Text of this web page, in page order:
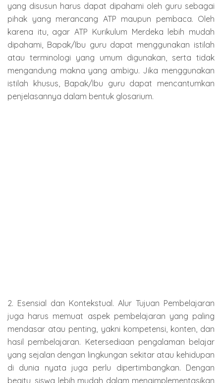
yang disusun harus dapat dipahami oleh guru sebagai
pihak yang merancang ATP maupun pembaca. Oleh
karena itu, agar ATP Kurikulum Merdeka lebih mudah
dipahami, Bapak/Ibu guru dapat menggunakan istilah
atau terminologi yang umum digunakan, serta tidak
mengandung makna yang ambigu. Jika menggunakan
istilah khusus, Bapak/Ibu guru dapat mencantumkan
penjelasannya dalam bentuk glosarium.
2. Esensial dan Kontekstual. Alur Tujuan Pembelajaran
juga harus memuat aspek pembelajaran yang paling
mendasar atau penting, yakni kompetensi, konten, dan
hasil pembelajaran. Ketersediaan pengalaman belajar
yang sejalan dengan lingkungan sekitar atau kehidupan
di dunia nyata juga perlu dipertimbangkan. Dengan
begitu, siswa lebih mudah dalam mengimplementasikan